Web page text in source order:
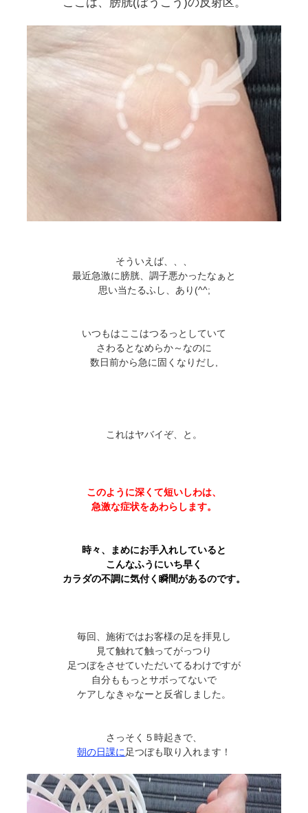
そういえば、、、
最近急激に膀胱、調子悪かったなぁと
思い当たるふし、あり(^^;
いつもはここはつるっとしていて
さわるとなめらか～なのに
数日前から急に固くなりだし,
これはヤバイぞ、と。
このように深くて短いしわは、
急激な症状をあわらします。
時々、まめにお手入れしていると
こんなふうにいち早く
カラダの不調に気付く瞬間があるのです。
毎回、施術ではお客様の足を拝見し
見て触れて触ってがっつり
足つぼをさせていただいてるわけですが
自分ももっとサボってないで
ケアしなきゃなーと反省しました。
さっそく５時起きで、
朝の日課に 足つぼも取り入れます！